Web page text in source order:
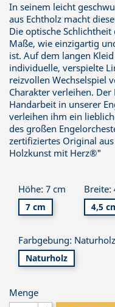
In seinem leicht
aus Echtholz macht
Die optische
Maße, wie einzigartig
ist. Auf dem langen
individuelle, verspielte
reizvollen Wechselspiel
Charakter verleihen.
Handarbeit in unserer
verleihen ihm ein
des großen
zertifiziertes Original
Holzkunst mit Herz®"
Höhe: 7 cm
7 cm
Breite:
4,5
Farbgebung: Naturholz
Naturholz
Menge